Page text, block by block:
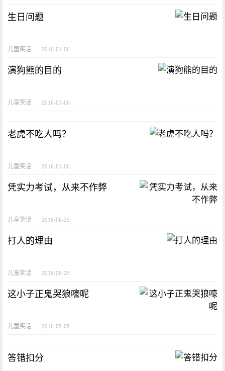
生日问题
儿童笑话 2016-01-06
演狗熊的目的
儿童笑话 2016-01-06
老虎不吃人吗？
儿童笑话 2016-01-06
凭实力考试，从来不作弊
儿童笑话 2016-06-25
打人的理由
儿童笑话 2016-06-25
这小子正鬼哭狼嚎呢
儿童笑话 2016-09-08
答错扣分